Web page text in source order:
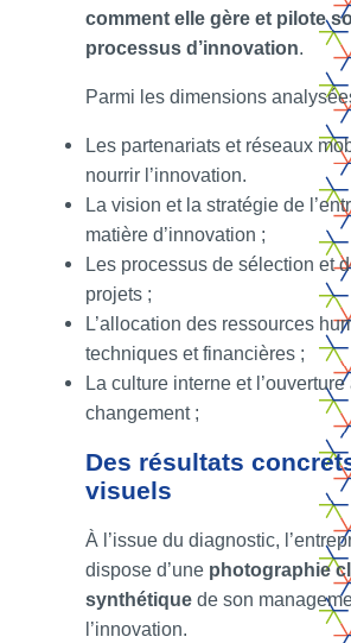
comment elle gère et pilote
processus d’innovation.
Parmi les dimensions
Les partenariats et réseaux
nourrir l’innovation.
La vision et la stratégie de
matière d’innovation ;
Les processus de sélection et
projets ;
L’allocation des ressources
techniques et financières ;
La culture interne et l’ouverture
changement ;
Des résultats
visuels
À l’issue du diagnostic,
dispose d’une photographie
synthétique de son
l’innovation.